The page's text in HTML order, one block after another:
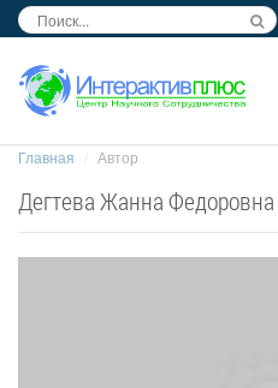
Главная Автор
Дегтева Жанна Федоровна